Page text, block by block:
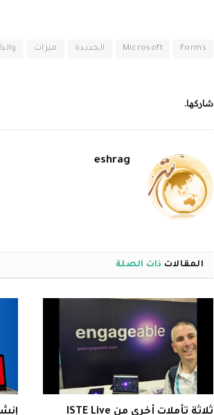
Forms
Microsoft الجديدة ميزات
شاركها.
eshrag
المقالات ذات الصلة
ثلاثة تأملات أخرى من ISTE Live